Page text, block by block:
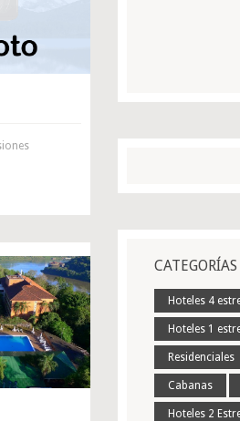
CATEGORÍAS
Hoteles 4
Hoteles 1
Residenciales
Cabanas
Hoteles 2